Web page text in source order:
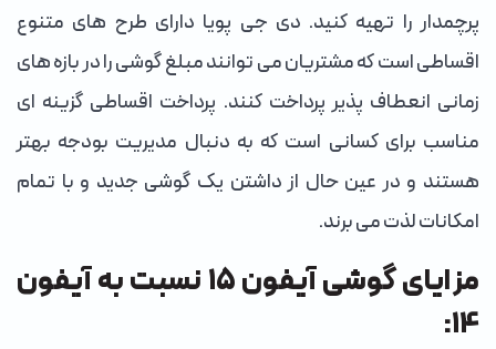
پرچمدار را تهیه کنید. دی جی پویا دارای طرح های متنوع
اقساطی است که مشتریان می توانند مبلغ گوشی را در بازه های
زمانی انعطاف پذیر پرداخت کنند. پرداخت اقساطی گزینه ای
مناسب برای کسانی است که به دنبال مدیریت بودجه بهتر
هستند و در عین حال از داشتن یک گوشی جدید و با تمام
امکانات لذت می برند.
مزایای گوشی آیفون 15 نسبت به آیفون
14: